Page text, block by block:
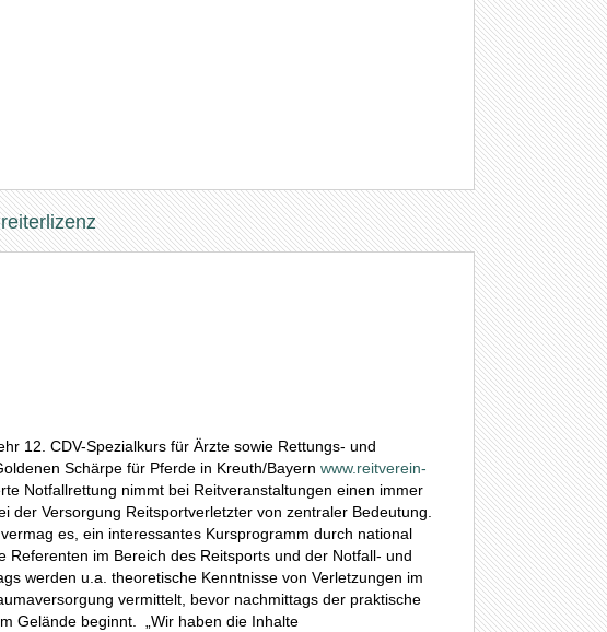
12. CDV-Spezialkurs für Ärzte sowie Rettungs- und
Schärpe für Pferde in Kreuth/Bayern www.reitverein-
Notfallrettung nimmt bei Reitveranstaltungen einen immer
der Versorgung Reitsportverletzter von zentraler Bedeutung.
es, ein interessantes Kursprogramm durch national
Referenten im Bereich des Reitsports und der Notfall- und
werden u.a. theoretische Kenntnisse von Verletzungen im
vermittelt, bevor nachmittags der praktische
Gelände beginnt. „Wir haben die Inhalte